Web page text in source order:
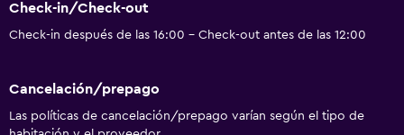
Check-in/Check-out
Check-in después de las 16:00 - Check-out antes de las 12:00
Cancelación/prepago
Las políticas de cancelación/prepago varían según el tipo de